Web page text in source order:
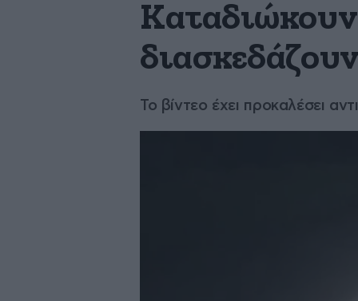
Καταδιώκουν
Το βίντεο έχει προκαλέσει